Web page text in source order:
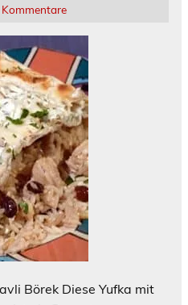
Kommentare
Börek Diese Yufka mit